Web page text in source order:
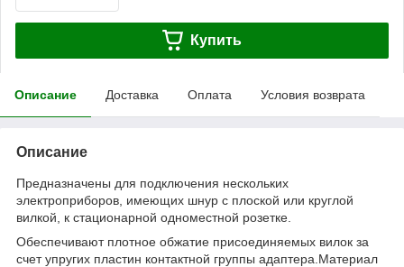
Купить
Описание Доставка Оплата Условия возврата
Описание
Предназначены для подключения нескольких
электроприборов, имеющих шнур с плоской или круглой
вилкой, к стационарной одноместной розетке.
Обеспечивают плотное обжатие присоединяемых вилок за
счет упругих пластин контактной группы адаптера.Материал